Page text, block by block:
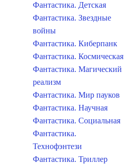
Фантастика. Детская
Фантастика. Звездные
войны
Фантастика. Киберпанк
Фантастика. Космическая
Фантастика. Магический
реализм
Фантастика. Мир пауков
Фантастика. Научная
Фантастика. Социальная
Фантастика.
Технофэнтези
Фантастика. Триллер